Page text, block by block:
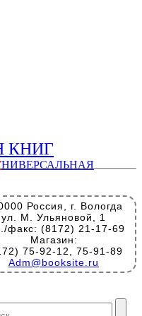
КНИГ
НИВЕРСАЛЬНАЯ
Россия, г. Вологда
ул. М. Ульяновой, 1
факс: (8172) 21-17-69
Магазин:
75-92-12, 75-91-89
Adm@booksite.ru